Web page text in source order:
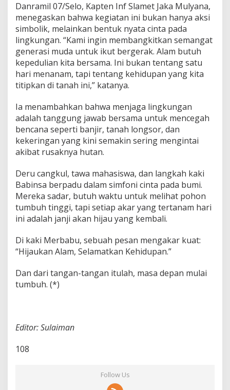
k
a
n
u
m
i
Danramil 07/Selo, Kapten Inf Slamet Jaka Mulyana,
menegaskan bahwa kegiatan ini bukan hanya aksi
simbolik, melainkan bentuk nyata cinta pada
lingkungan. “Kami ingin membangkitkan semangat
generasi muda untuk ikut bergerak. Alam butuh
kepedulian kita bersama. Ini bukan tentang satu
hari menanam, tapi tentang kehidupan yang kita
titipkan di tanah ini,” katanya.
Ia menambahkan bahwa menjaga lingkungan
adalah tanggung jawab bersama untuk mencegah
bencana seperti banjir, tanah longsor, dan
kekeringan yang kini semakin sering mengintai
akibat rusaknya hutan.
Deru cangkul, tawa mahasiswa, dan langkah kaki
Babinsa berpadu dalam simfoni cinta pada bumi.
Mereka sadar, butuh waktu untuk melihat pohon
tumbuh tinggi, tapi setiap akar yang tertanam hari
ini adalah janji akan hijau yang kembali.
Di kaki Merbabu, sebuah pesan mengakar kuat:
“Hijaukan Alam, Selamatkan Kehidupan.”
Dan dari tangan-tangan itulah, masa depan mulai
tumbuh. (*)
Editor: Sulaiman
108
Follow Us